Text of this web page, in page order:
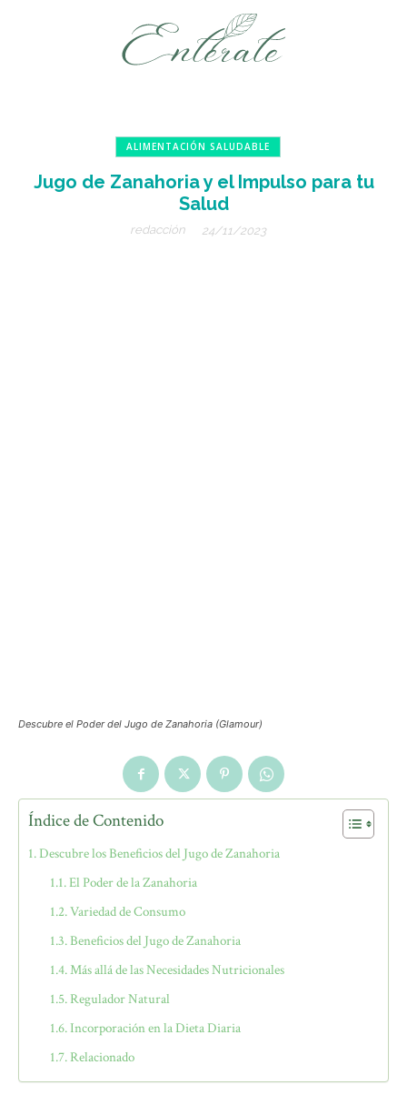
ALIMENTACIÓN SALUDABLE
Jugo de Zanahoria y el Impulso para tu
Salud
redacción 24/11/2023
Descubre el Poder del Jugo de Zanahoria (Glamour)
Índice de Contenido
Descubre los Beneficios del Jugo de Zanahoria
El Poder de la Zanahoria
Variedad de Consumo
Beneficios del Jugo de Zanahoria
Más allá de las Necesidades Nutricionales
Regulador Natural
Incorporación en la Dieta Diaria
Relacionado